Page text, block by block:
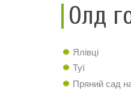
Олд
Ялівці
Туї
Пряний сад на